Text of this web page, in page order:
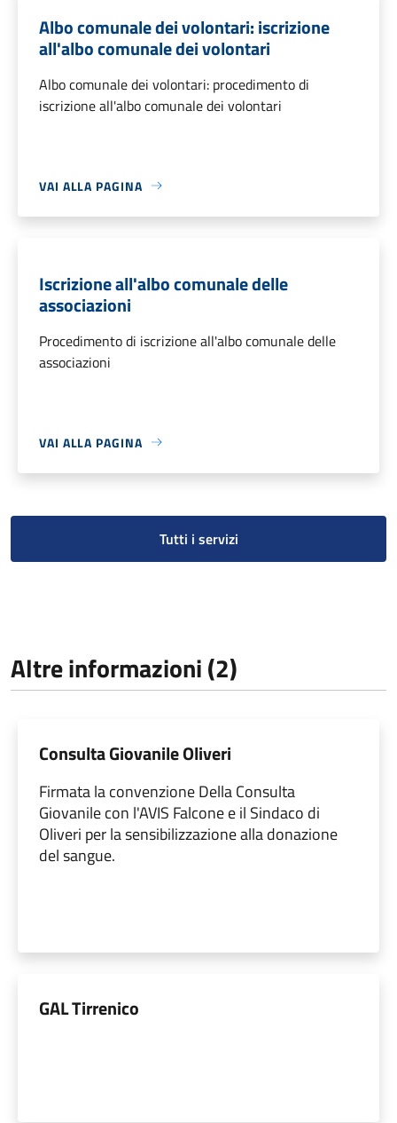
Albo comunale dei volontari: iscrizione
all'albo comunale dei volontari
Albo comunale dei volontari: procedimento di
iscrizione all'albo comunale dei volontari
VAI ALLA PAGINA
Iscrizione all'albo comunale delle
associazioni
Procedimento di iscrizione all'albo comunale delle
associazioni
VAI ALLA PAGINA
Tutti i servizi
Altre informazioni (2)
Consulta Giovanile Oliveri
Firmata la convenzione Della Consulta
Giovanile con l'AVIS Falcone e il Sindaco di
Oliveri per la sensibilizzazione alla donazione
del sangue.
GAL Tirrenico